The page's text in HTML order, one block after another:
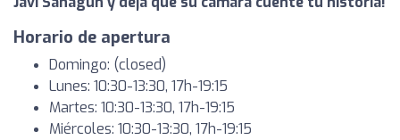
Horario de apertura
Domingo: (closed)
Lunes: 10:30-13:30, 17h-19:15
Martes: 10:30-13:30, 17h-19:15
Miércoles: 10:30-13:30, 17h-19:15